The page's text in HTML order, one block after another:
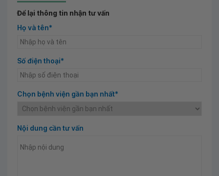
Để lại thông tin nhận tư vấn
Họ và tên*
Số điện thoại*
Chọn bệnh viện gần bạn nhất*
Nội dung cần tư vấn